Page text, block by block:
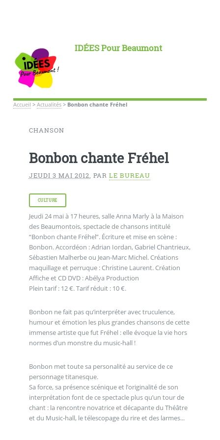
IDÉES Pour Beaumont
Accueil > Actualités> Bonbon chante Fréhel
CHANSON
Bonbon chante Fréhel
JEUDI 3 MAI 2012, PAR LE BUREAU
CULTURE
Jeudi 24 mai à 17 heures, salle Anna Marly à la Maison
des Beaumontois, spectacle de chansons intitulé
“Bonbon chante Fréhel”. Écriture et mise en scène :
Bonbon. Accordéon : Adrian Iordan, Gabriel Chantrieux,
Sébastien Malherbe ou Jean-Marc Michel. Créations
maquillage et perruque : Christine Laurent. Création
Affiche et CD DVD : Abélya Production
Plein tarif : 12 €. Tarif réduit : 10 €.
Bonbon ne fait pas qu’interpréter avec truculence,
humour et émotion les plus grandes chansons de cette
immense artiste que fut Fréhel : elle évoque la vie hors
normes d’un monstre du music-hall !
Bonbon met toute sa personalité au service de ce
personnage titanesque.
Sa force, sa présence scénique et l’originalité de son
interprétation font de ce spectacle plus qu’un tour de
chant : la rencontre novatrice et décapante du Théâtre
et du Music-hall, le télescopage du rire et des larmes...